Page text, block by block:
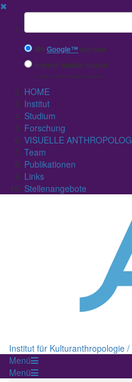
✖
Suchbegriff
MitGoogle™ suchen
Interne Suche nutzen
(eingeschränkte Ergebnisqualität)
HOME
Institut
Studium
Forschung
VISUELLE
Team
Publikationen
Links
Stellenangebote
Institut für Kulturanthropologie
Menü
Menü